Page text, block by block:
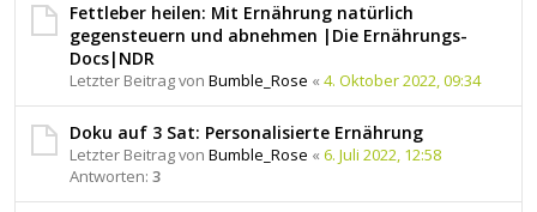
Fettleber heilen: Mit Ernährung natürlich
gegensteuern und abnehmen |Die Ernährungs-
Docs|NDR
Letzter Beitrag von Bumble_Rose « 4. Oktober 2022, 09:34
Doku auf 3 Sat: Personalisierte Ernährung
Letzter Beitrag von Bumble_Rose « 6. Juli 2022, 12:58
Antworten: 3